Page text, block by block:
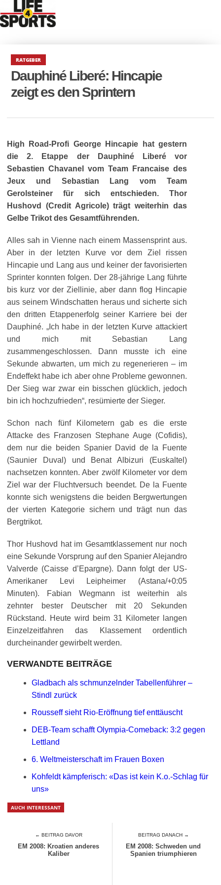
RATGEBER
Dauphiné Liberé: Hincapie
zeigt es den Sprintern
High Road-Profi George Hincapie hat gestern
die 2. Etappe der Dauphiné Liberé vor
Sebastien Chavanel vom Team Francaise des
Jeux und Sebastian Lang vom Team
Gerolsteiner für sich entschieden. Thor
Hushovd (Credit Agricole) trägt weiterhin das
Gelbe Trikot des Gesamtführenden.
Alles sah in Vienne nach einem Massensprint aus.
Aber in der letzten Kurve vor dem Ziel rissen
Hincapie und Lang aus und keiner der favorisierten
Sprinter konnten folgen. Der 28-jährige Lang führte
bis kurz vor der Ziellinie, aber dann flog Hincapie
aus seinem Windschatten heraus und sicherte sich
den dritten Etappenerfolg seiner Karriere bei der
Dauphiné. „Ich habe in der letzten Kurve attackiert
und mich mit Sebastian Lang
zusammengeschlossen. Dann musste ich eine
Sekunde abwarten, um mich zu regenerieren – im
Endeffekt habe ich aber ohne Probleme gewonnen.
Der Sieg war zwar ein bisschen glücklich, jedoch
bin ich hochzufrieden“, resümierte der Sieger.
Schon nach fünf Kilometern gab es die erste
Attacke des Franzosen Stephane Auge (Cofidis),
dem nur die beiden Spanier David de la Fuente
(Saunier Duval) und Benat Albizuri (Euskaltel)
nachsetzen konnten. Aber zwölf Kilometer vor dem
Ziel war der Fluchtversuch beendet. De la Fuente
konnte sich wenigstens die beiden Bergwertungen
der vierten Kategorie sichern und trägt nun das
Bergtrikot.
Thor Hushovd hat im Gesamtklassement nur noch
eine Sekunde Vorsprung auf den Spanier Alejandro
Valverde (Caisse d’Epargne). Dann folgt der US-
Amerikaner Levi Leipheimer (Astana/+0:05
Minuten). Fabian Wegmann ist weiterhin als
zehnter bester Deutscher mit 20 Sekunden
Rückstand. Heute wird
beim 31 Kilometer langen
Einzelzeitfahren das Klassement ordentlich
durcheinander gewirbelt werden.
VERWANDTE BEITRÄGE
Gladbach als schmunzelnder Tabellenführer –
Stindl zurück
Rousseff sieht Rio-Eröffnung tief enttäuscht
DEB-Team schafft Olympia-Comeback: 3:2 gegen
Lettland
6. Weltmeisterschaft im Frauen Boxen
Kohfeldt kämpferisch: «Das ist kein K.o.-Schlag für
uns»
AUCH INTERESSANT
← BEITRAG DAVOR
EM 2008: Kroatien anderes
Kaliber
BEITRAG DANACH →
EM 2008: Schweden und
Spanien triumphieren